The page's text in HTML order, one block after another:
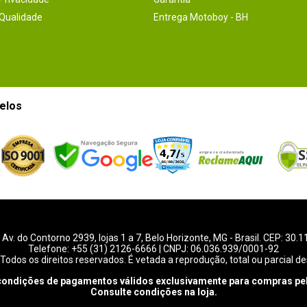
Entrega Motoboy - BH
Av. do Contorno 2939, lojas 1 a 7, Belo Horizonte, MG - Brasil. CEP:
Telefone: +55 (31) 2126-6666 | CNPJ: 06.036.939/0001-92
os direitos reservados. É vetada a reprodução, total ou parcial
de pagamentos válidos exclusivamente para compras
Consulte condições na loja.